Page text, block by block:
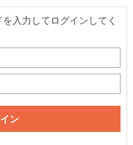
入力してログインしてく